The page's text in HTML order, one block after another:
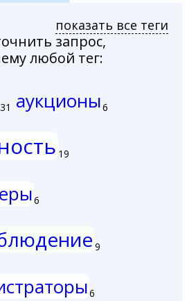
показать все теги
запрос,
любой тег:
аукционы6
19
6
9
6